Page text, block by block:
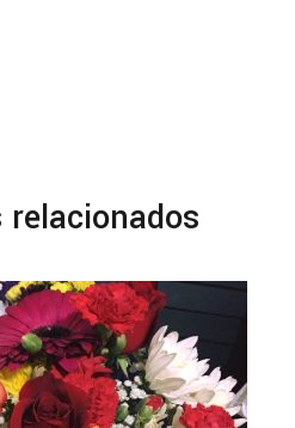
relacionados